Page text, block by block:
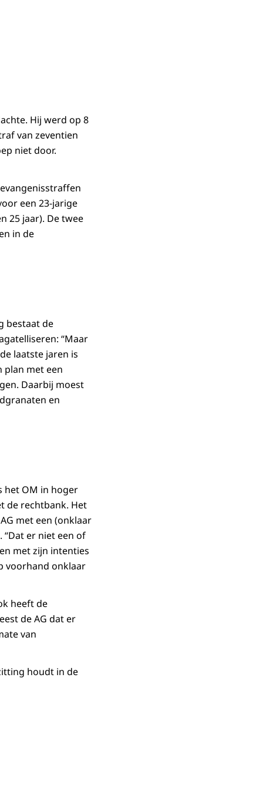
Hij werd op 8
van zeventien
niet door.
een 23-jarige
25 jaar). De twee
in de
bestaat de
“Maar
laatste jaren is
plan met een
Daarbij moest
en
het OM in hoger
de rechtbank. Het
met een (onklaar
er niet een of
met zijn intenties
voorhand onklaar
heeft de
de AG dat er
van
houdt in de